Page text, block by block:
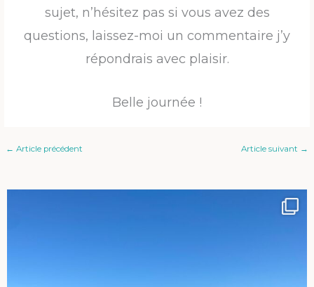
sujet, n’hésitez pas si vous avez des
questions, laissez-moi un commentaire j’y
répondrais avec plaisir.
Belle journée !
← Article précédent Article suivant →